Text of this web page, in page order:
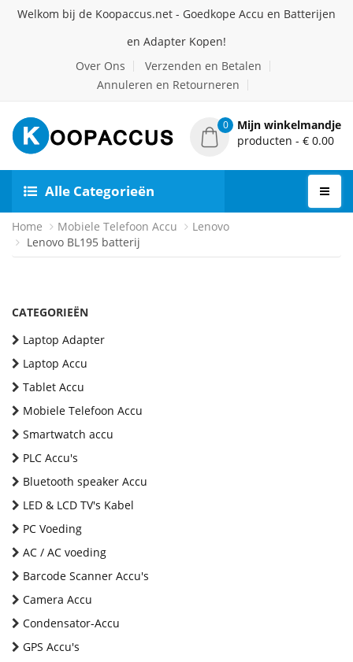
Welkom bij de Koopaccus.net - Goedkope Accu en Batterijen
en Adapter Kopen!
Over Ons
Verzenden en Betalen
Annuleren en Retourneren
0
Mijn winkelmandje
producten - € 0.00
Alle Categorieën
Home Mobiele Telefoon Accu
Lenovo
Lenovo BL195 batterij
CATEGORIEËN
Laptop Adapter
Laptop Accu
Tablet Accu
Mobiele Telefoon Accu
Smartwatch accu
PLC Accu's
Bluetooth speaker Accu
LED & LCD TV's Kabel
PC Voeding
AC / AC voeding
Barcode Scanner Accu's
Camera Accu
Condensator-Accu
GPS Accu's